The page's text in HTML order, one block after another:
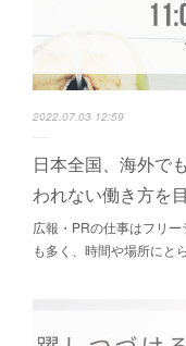
2022.07.03 12:59
日本全国、海外で
われない働き方を
広報・PRの仕事はフリ
も多く、時間や場所にと